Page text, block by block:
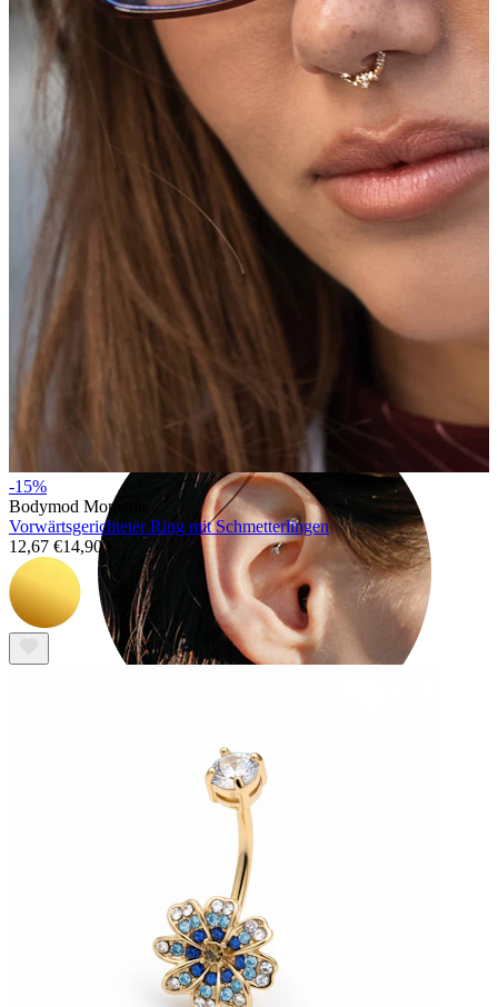
-15%
Bodymod Moments
Vorwärtsgerichteter Ring mit Schmetterlingen
12,67 €14,90 €